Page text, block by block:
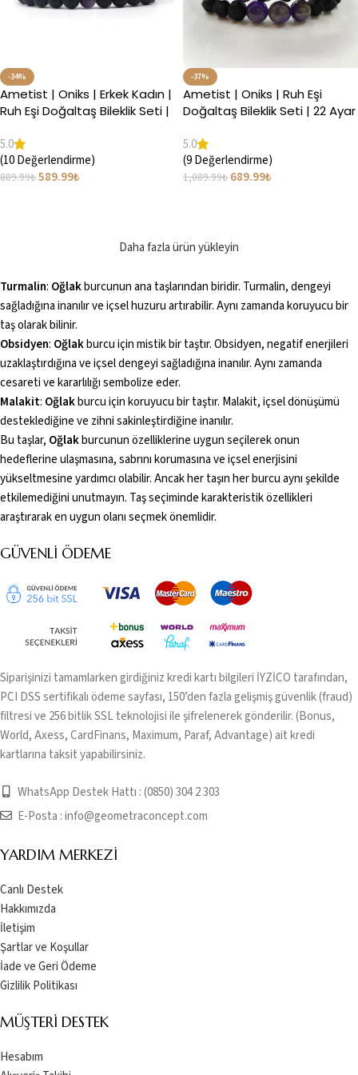
-34%
Ametist | Oniks | Erkek Kadın |
Ruh Eşi Doğaltaş Bileklik Seti |
5.0
(10 Değerlendirme)
889.99₺589.99₺
-37%
Ametist | Oniks | Ruh Eşi
Doğaltaş Bileklik Seti | 22 Ayar
Sirius
5.0
(9 Değerlendirme)
1,089.99₺ 689.99₺
Daha fazla ürün yükleyin
Turmalin: Oğlakburcunun ana taşlarından biridir. Turmalin, dengeyi
sağladığına inanılır ve içsel huzuru artırabilir. Aynı zamanda koruyucu bir
taş olarak bilinir.
Obsidyen: Oğlakburcu için mistik bir taştır. Obsidyen, negatif enerjileri
uzaklaştırdığına ve içsel dengeyi sağladığına inanılır. Aynı zamanda
cesareti ve kararlılığı sembolize eder.
Malakit: Oğlakburcu için koruyucu bir taştır. Malakit, içsel dönüşümü
desteklediğine ve zihni sakinleştirdiğine inanılır.
Bu taşlar, Oğlakburcunun özelliklerine uygun seçilerek onun
hedeflerine ulaşmasına, sabrını korumasına ve içsel enerjisini
yükseltmesine yardımcı olabilir. Ancak her taşın her burcu aynı şekilde
etkilemediğini unutmayın. Taş seçiminde karakteristik özellikleri
araştırarak en uygun olanı seçmek önemlidir.
GÜVENLI ÖDEME
Siparişinizi tamamlarken girdiğiniz kredi kartı bilgileri İYZİCO tarafından,
PCI DSS sertifikalı ödeme sayfası, 150’den fazla gelişmiş güvenlik (fraud)
filtresi ve 256 bitlik SSL teknolojisi ile şifrelenerek gönderilir. (Bonus,
World, Axess, CardFinans, Maximum, Paraf, Advantage) ait kredi
kartlarına taksit yapabilirsiniz.
WhatsApp Destek Hattı : (0850) 304 2 303
E-Posta :info@geometraconcept.com
YARDIM MERKEZI
Canlı Destek
Hakkımızda
İletişim
Şartlar ve Koşullar
İade ve Geri Ödeme
Gizlilik Politikası
MÜŞTERI DESTEK
Hesabım